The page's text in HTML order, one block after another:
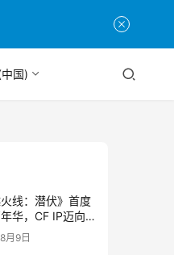
国)
火线：潜伏》首度
华，CF IP迈向
高度
月9日